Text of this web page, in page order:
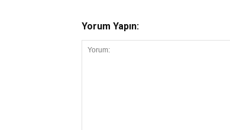
Yorum Yapın: